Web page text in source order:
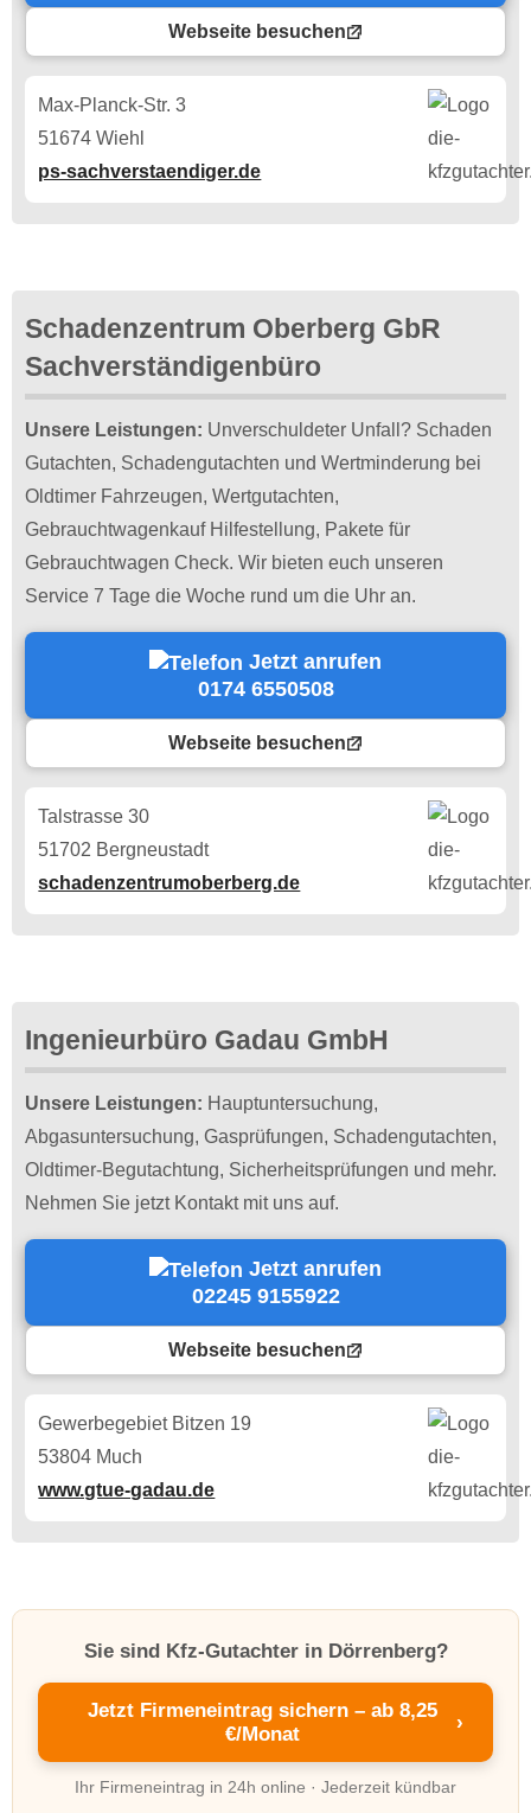
Webseite besuchen
Max-Planck-Str. 3
51674 Wiehl
ps-sachverstaendiger.de
Schadenzentrum Oberberg GbR
Sachverständigenbüro
Unsere Leistungen: Unverschuldeter Unfall? Schaden
Gutachten, Schadengutachten und Wertminderung bei
Oldtimer Fahrzeugen, Wertgutachten,
Gebrauchtwagenkauf Hilfestellung, Pakete für
Gebrauchtwagen Check. Wir bieten euch unseren
Service 7 Tage die Woche rund um die Uhr an.
Jetzt anrufen
0174 6550508
Webseite besuchen
Talstrasse 30
51702 Bergneustadt
schadenzentrumoberberg.de
Ingenieurbüro Gadau GmbH
Unsere Leistungen: Hauptuntersuchung,
Abgasuntersuchung, Gasprüfungen, Schadengutachten,
Oldtimer-Begutachtung, Sicherheitsprüfungen und mehr.
Nehmen Sie jetzt Kontakt mit uns auf.
Jetzt anrufen
02245 9155922
Webseite besuchen
Gewerbegebiet Bitzen 19
53804 Much
www.gtue-gadau.de
Sie sind Kfz-Gutachter in Dörrenberg?
Jetzt Firmeneintrag sichern – ab 8,25
€/Monat
›
Ihr Firmeneintrag in 24h online · Jederzeit kündbar